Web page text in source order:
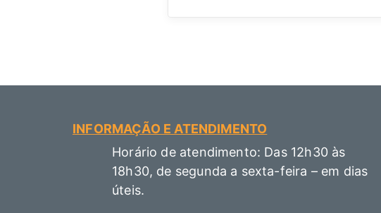
INFORMAÇÃO E ATENDIMENTO
Horário de atendimento: Das 12h30 às
18h30, de segunda a sexta-feira – em dias
úteis.